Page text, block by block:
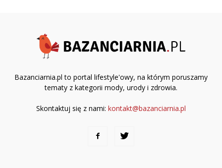
Bazanciarnia.pl to portal lifestyle'owy, na którym poruszamy
tematy z kategorii mody, urody i zdrowia.
Skontaktuj się z nami: kontakt@bazanciarnia.pl